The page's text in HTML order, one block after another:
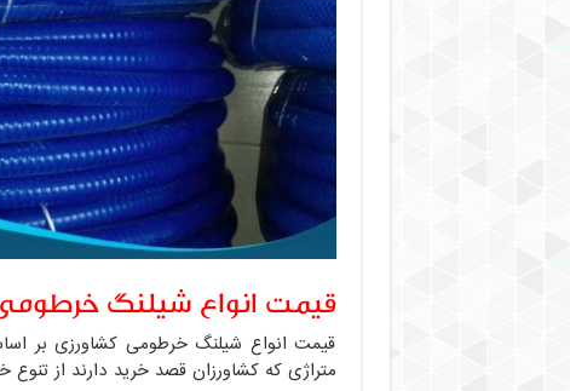
قیمت انواع شیلنگ
قیمت انواع شیلنگ خرطومی کشاورزی بر
متراژی که کشاورزان قصد خرید دارند از